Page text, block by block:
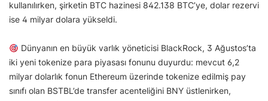
kullanılırken, şirketin BTC hazinesi 842.138 BTC’ye, dolar rezervi
ise 4 milyar dolara yükseldi.
Dünyanın en büyük varlık yöneticisi BlackRock, 3 Ağustos’ta
iki yeni tokenize para piyasası fonunu duyurdu: mevcut 6,2
milyar dolarlık fonun Ethereum üzerinde tokenize edilmiş pay
sınıfı olan BSTBL’de transfer acenteliğini BNY üstlenirken,